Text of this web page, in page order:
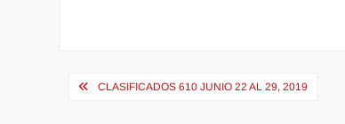
Navegación
CLASIFICADOS 610 JUNIO 22 AL 29, 2019